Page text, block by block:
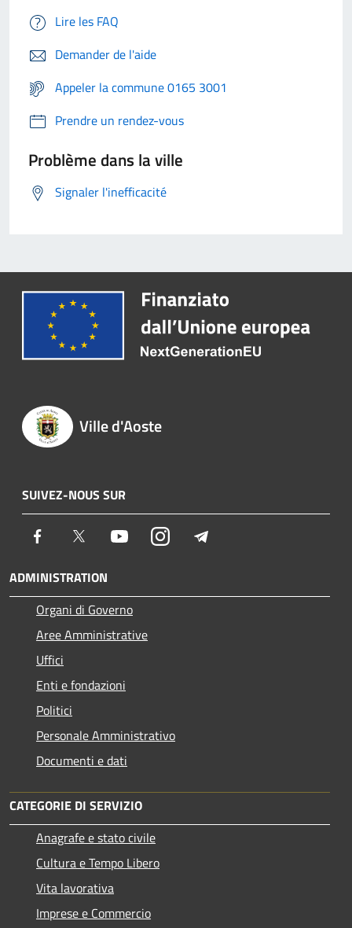
Lire les FAQ
Demander de l'aide
Appeler la commune 0165 3001
Prendre un rendez-vous
Problème dans la ville
Signaler l'inefficacité
Ville d'Aoste
SUIVEZ-NOUS SUR
Facebook Twitter YoutubeInstagram
ADMINISTRATION
Organi di Governo
Aree Amministrative
Uffici
Enti e fondazioni
Politici
Personale Amministrativo
Documenti e dati
CATEGORIE DI SERVIZIO
Anagrafe e stato civile
Cultura e Tempo Libero
Vita lavorativa
Imprese e Commercio